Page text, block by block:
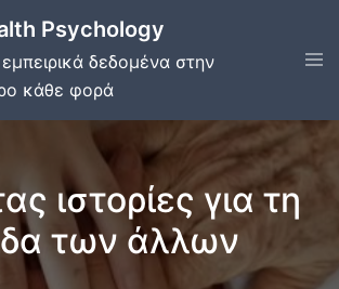
Psychology
δεδομένα στην
κάθε φορά
ιστορίες για τη
των άλλων